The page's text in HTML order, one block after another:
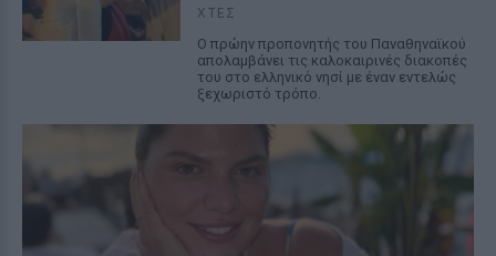
ΧΤΕΣ
Ο πρώην προπονητής του Παναθηναϊκού
απολαμβάνει τις καλοκαιρινές διακοπές
του στο ελληνικό νησί με έναν εντελώς
ξεχωριστό τρόπο.